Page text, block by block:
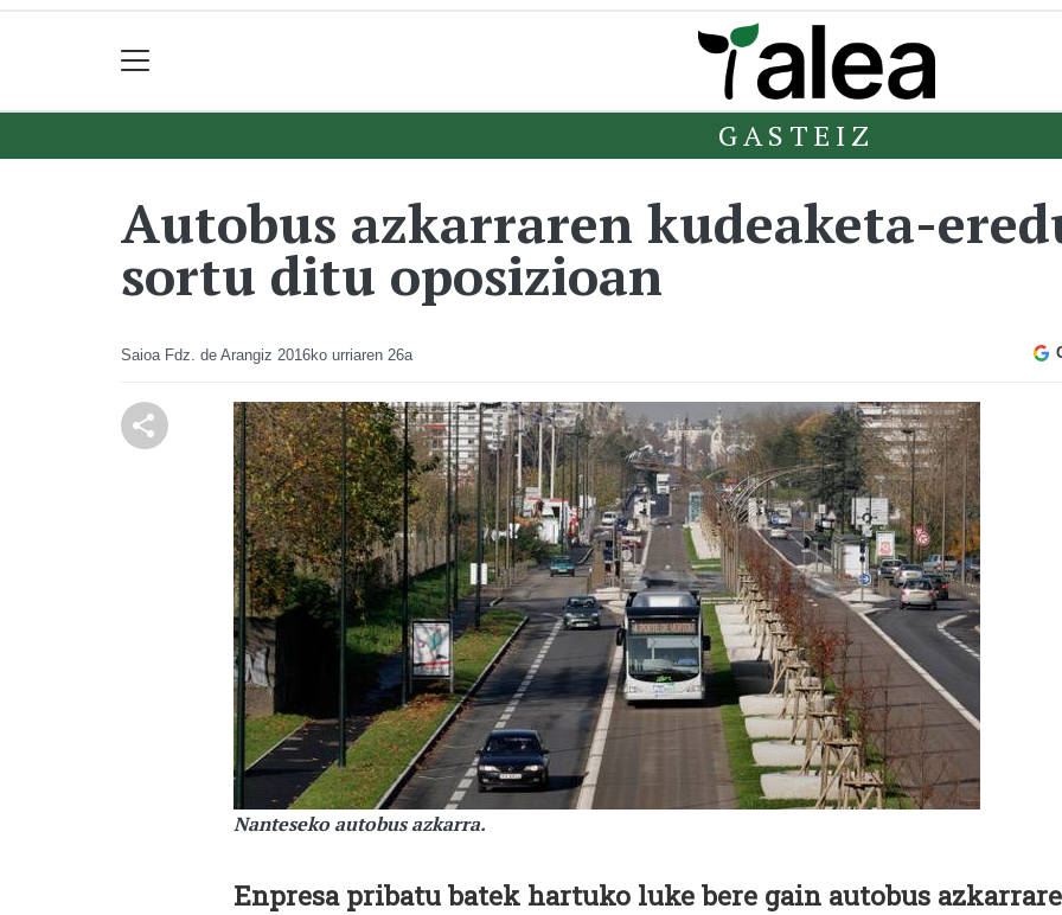
GASTEIZ
Autobus azkarraren kudeaketa-
sortu ditu oposizioan
Saioa Fdz. de Arangiz 2016ko urriaren 26a
Nanteseko autobus azkarra.
Enpresa pribatu batek hartuko luke bere gain autobus